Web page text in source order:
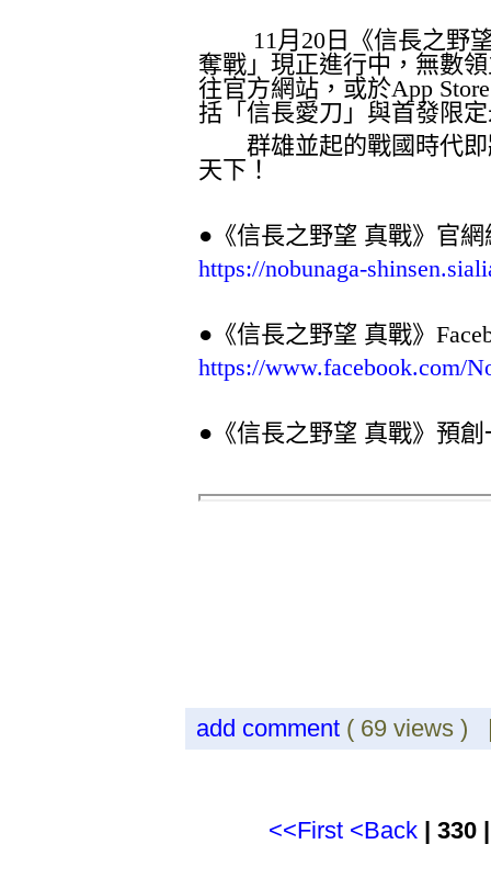
11月 20 日《信長之野
奪戰」現正進行中，無數
往官方網站，或於App Store
括「信長愛刀」與首發限
群雄並起的戰國時代即
天下！
●《信長之野望 真戰》官網
https://nobunaga-
●《信長之野望 真戰》
https://www.facebook.com/
●《信長之野望 真戰》預
add comment ( 69 views
<<First <Back | 330